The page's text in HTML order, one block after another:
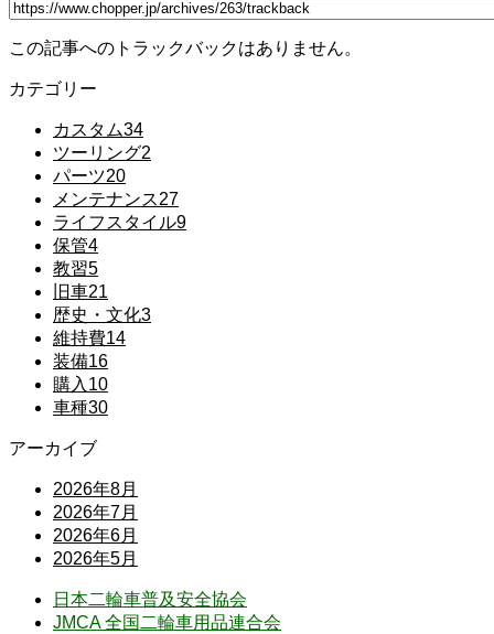
この記事へのトラックバックはありません。
カテゴリー
カスタム34
ツーリング2
パーツ20
メンテナンス27
ライフスタイル9
保管4
教習5
旧車21
歴史・文化3
維持費14
装備16
購入 10
車種30
アーカイブ
2026年8月
2026年7月
2026年6月
2026年5月
日本二輪車普及安全協会
JMCA 全国二輪車用品連合会